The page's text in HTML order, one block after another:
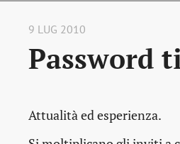
9 LUG 2010
Password
Attualità ed esperienza.